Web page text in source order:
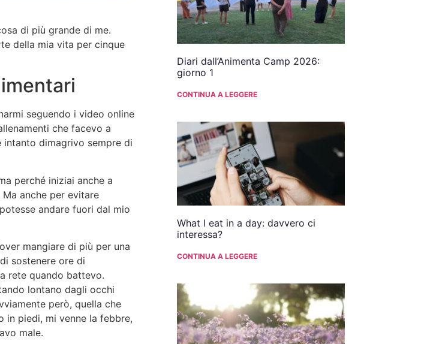
di più grande di me.
della mia vita per cinque
seguendo i video online
che facevo a
intanto dimagrivo sempre di
perché iniziai anche a
anche per evitare
andare fuori dal mio
mangiare di più per una
sostenere ore di
rete quando battevo.
lontano dagli occhi
però, quella che
in piedi, mi venne la febbre,
male.
Diari dall’Animenta Camp 2026:
giorno 1
CONTINUA A LEGGERE
What I eat in a day: davvero ci
interessa?
CONTINUA A LEGGERE